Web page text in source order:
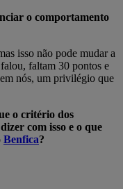
o comportamento
isso não pode mudar a
faltam 30 pontos e
nós, um privilégio que
o critério dos
com isso e o que
Benfica?